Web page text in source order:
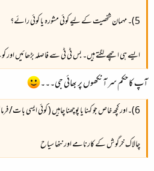
5)۔ مہمان شخصیت کے لیے کوئی مشورہ یا کوئی رائے؟​
ایسے ہی اچھے لگتے ہیں۔ بس ٹی ٹی سے فاصلہ بڑھائیں
آپ کا حکم سر آنکھوں پر بھائی جی۔۔۔
6)۔اور کچھ خاص جو کہنا یا پوچھنا چاہیں ( کوئی ایسی بات/ فرمائش جو آپ نے ابھی تک نہ کہی ہو )​
چالاک خرگوش کے کارنامے اور ننھا سیاح​